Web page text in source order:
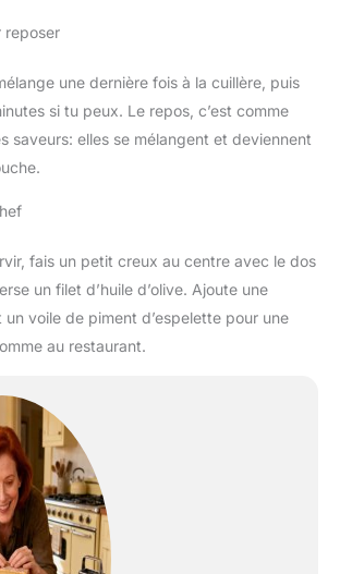
reposer
une dernière fois à la cuillère, puis
si tu peux. Le repos, c’est comme
saveurs: elles se mélangent et deviennent
fais un petit creux au centre avec le dos
un filet d’huile d’olive. Ajoute une
un voile de piment d’espelette pour une
au restaurant.